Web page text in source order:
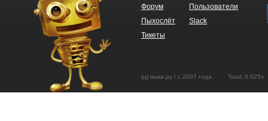
Форум
Пользователи
Пыхослёт
Slack
Тикеты
(ц) пыха.ру / с 2007 года Total: